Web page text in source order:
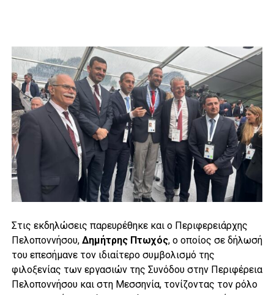
Στις εκδηλώσεις παρευρέθηκε και ο Περιφερειάρχης
Πελοποννήσου, Δημήτρης Πτωχός, ο οποίος σε δήλωσή
του επεσήμανε τον ιδιαίτερο συμβολισμό της
φιλοξενίας των εργασιών της Συνόδου στην Περιφέρεια
Πελοποννήσου και στη Μεσσηνία, τονίζοντας τον ρόλο